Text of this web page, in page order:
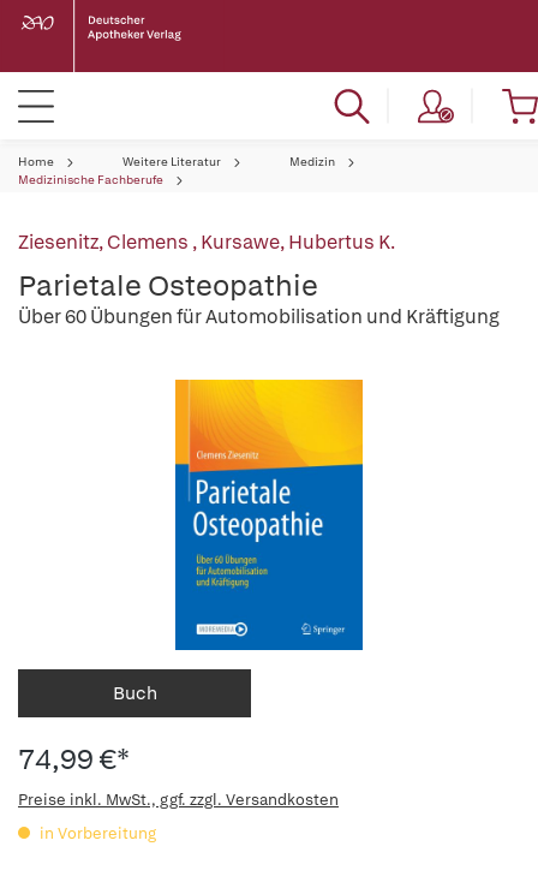
Home Weitere Literatur
Medizin
Medizinische Fachberufe
Ziesenitz, Clemens ,Kursawe, Hubertus K.
Parietale Osteopathie
Über 60 Übungen für Automobilisation und Kräftigung
Buch
74,99 €*
Preise inkl. MwSt., ggf. zzgl. Versandkosten
in Vorbereitung